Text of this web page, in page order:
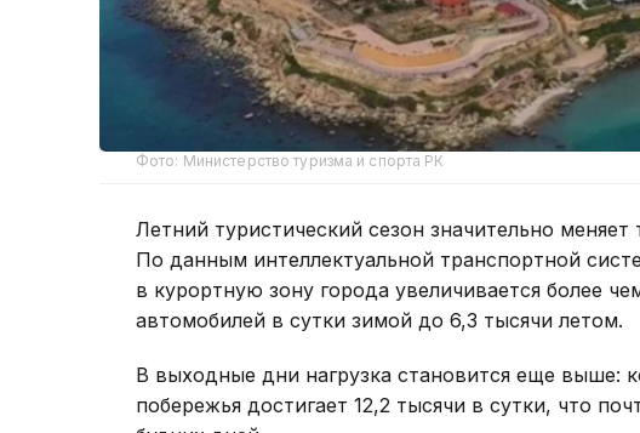
Фото: Министерство туризма и спорта РК
Летний туристический сезон значительно
По данным интеллектуальной транспортной
в курортную зону города увеличивается более
автомобилей в сутки зимой до 6,3 тысячи летом.
В выходные дни нагрузка становится еще выше:
побережья достигает 12,2 тысячи в сутки, что